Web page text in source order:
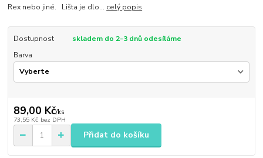
Rex nebo jiné. Lišta je dlo... celý popis
Dostupnost
skladem do 2-3 dnů odesíláme
Barva
89,00 Kč/ks
73,55 Kč bez DPH
Přidat do košíku